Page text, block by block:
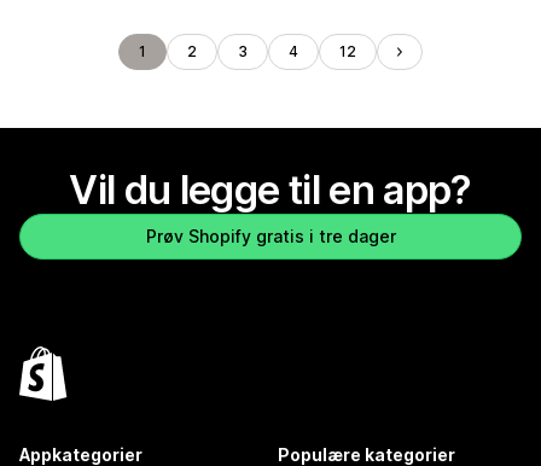
1 2 3 4 12
Vil du legge til en app?
Prøv Shopify gratis i tre dager
Appkategorier Populære kategorier